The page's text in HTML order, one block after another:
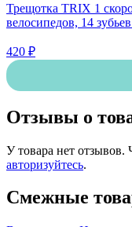
Трещотка TRIX 1
велосипедов, 14
420 ₽
Отзывы о
У товара нет
авторизуйтесь.
Смежные